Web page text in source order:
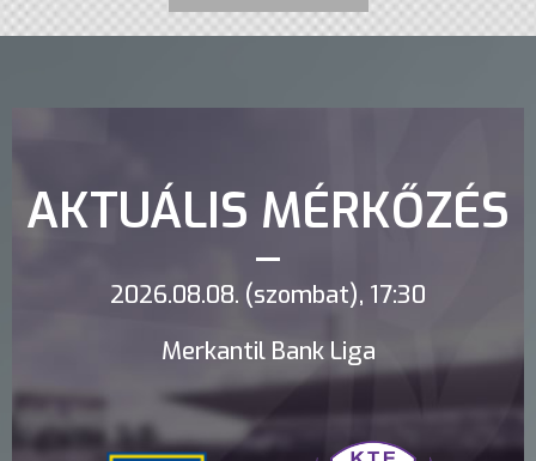
AKTUÁLIS MÉRKŐZÉS
2026.08.08. (szombat), 17:30
Merkantil Bank Liga